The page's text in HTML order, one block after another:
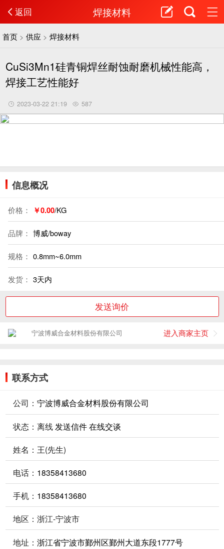
返回 焊接材料
首页 >供应 >焊接材料
CuSi3Mn1硅青铜焊丝耐蚀耐磨机械性能高，
焊接工艺性能好
2023-03-22 21:19 587
信息概况
价格： ￥0.00/KG
品牌： 博威/boway
规格： 0.8mm~6.0mm
发货： 3天内
发送询价
宁波博威合金材料股份有限公司 进入商家主页
联系方式
公司：宁波博威合金材料股份有限公司
状态：离线 发送信件在线交谈
姓名：王(先生)
电话： 18358413680
手机： 18358413680
地区：浙江-宁波市
地址：浙江省宁波市鄞州区鄞州大道东段1777号